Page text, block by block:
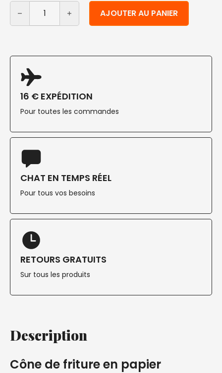
quantité de Plaque de cuisson en papier pour la
AJOUTER AU PANIER
Alternative:
16 € EXPÉDITION
Pour toutes les commandes
CHAT EN TEMPS RÉEL
Pour tous vos besoins
RETOURS GRATUITS
Sur tous les produits
Description
Cône de friture en papier